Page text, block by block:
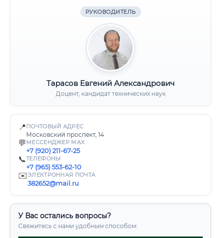
РУКОВОДИТЕЛЬ
Тарасов Евгений Александрович
Доцент, кандидат технических наук
📍 ПОЧТОВЫЙ АДРЕС
Московский проспект, 14
💬 МЕССЕНДЖЕР MAX
+7 (920) 211-67-25
📞ТЕЛЕФОНЫ
+7 (965) 553-62-10
✉️ЭЛЕКТРОННАЯ ПОЧТА
382652@mail.ru
У Вас остались вопросы?
Свяжитесь с нами удобным способом: